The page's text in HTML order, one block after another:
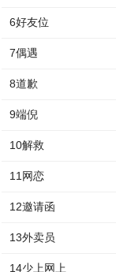
6好友位
7偶遇
8道歉
9端倪
10解救
11网恋
12邀请函
13外卖员
14少上网上